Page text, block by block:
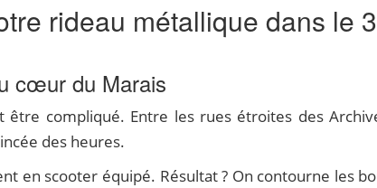
rideau métallique dans le
cœur du Marais
compliqué. Entre les rues étroites des
des heures.
en scooter équipé. Résultat ? On contourne les